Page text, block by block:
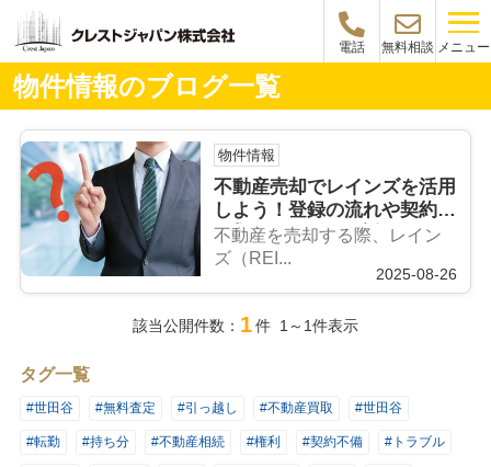
電話 無料相談 メニュー
物件情報のブログ一覧
物件情報
不動産売却でレインズを活用
しよう！登録の流れや契約の
種類についても解説
不動産を売却する際、レイン
ズ（REI...
2025-08-26
該当公開件数： 1件 1～1件表示
タグ一覧
#世田谷 #無料査定 #引っ越し #不動産買取 #世田谷
#転勤 #持ち分 #不動産相続 #権利 #契約不備 #トラブル